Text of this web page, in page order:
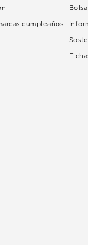
cumpleaños